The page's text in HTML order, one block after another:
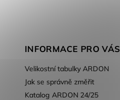
INFORMACE PRO VÁS
Velikostní tabulky ARDON
Jak se správně změřit
Katalog ARDON 24/25